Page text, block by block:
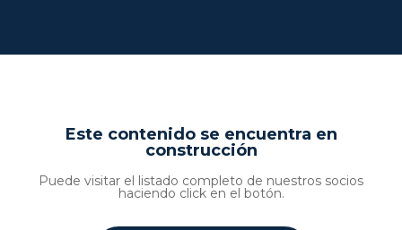
Este contenido se encuentra en
construcción
Puede visitar el listado completo de nuestros socios
haciendo click en el botón.